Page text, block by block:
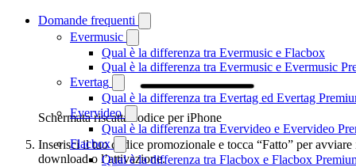
Domande frequenti
Evermusic
Qual è la differenza tra Evermusic e Flacbox
Qual è la differenza tra Evermusic e Evermusic
Evertag
Qual è la differenza tra Evertag ed Evertag
Evervideo
Qual è la differenza tra Evervideo e Evervideo
Flacbox
Qual è la differenza tra Flacbox e Flacbox
Schermata riscatta codice per iPhone
Inserisci il tuo codice promozionale e tocca “Fatto” per avviare
download o l’attivazione.